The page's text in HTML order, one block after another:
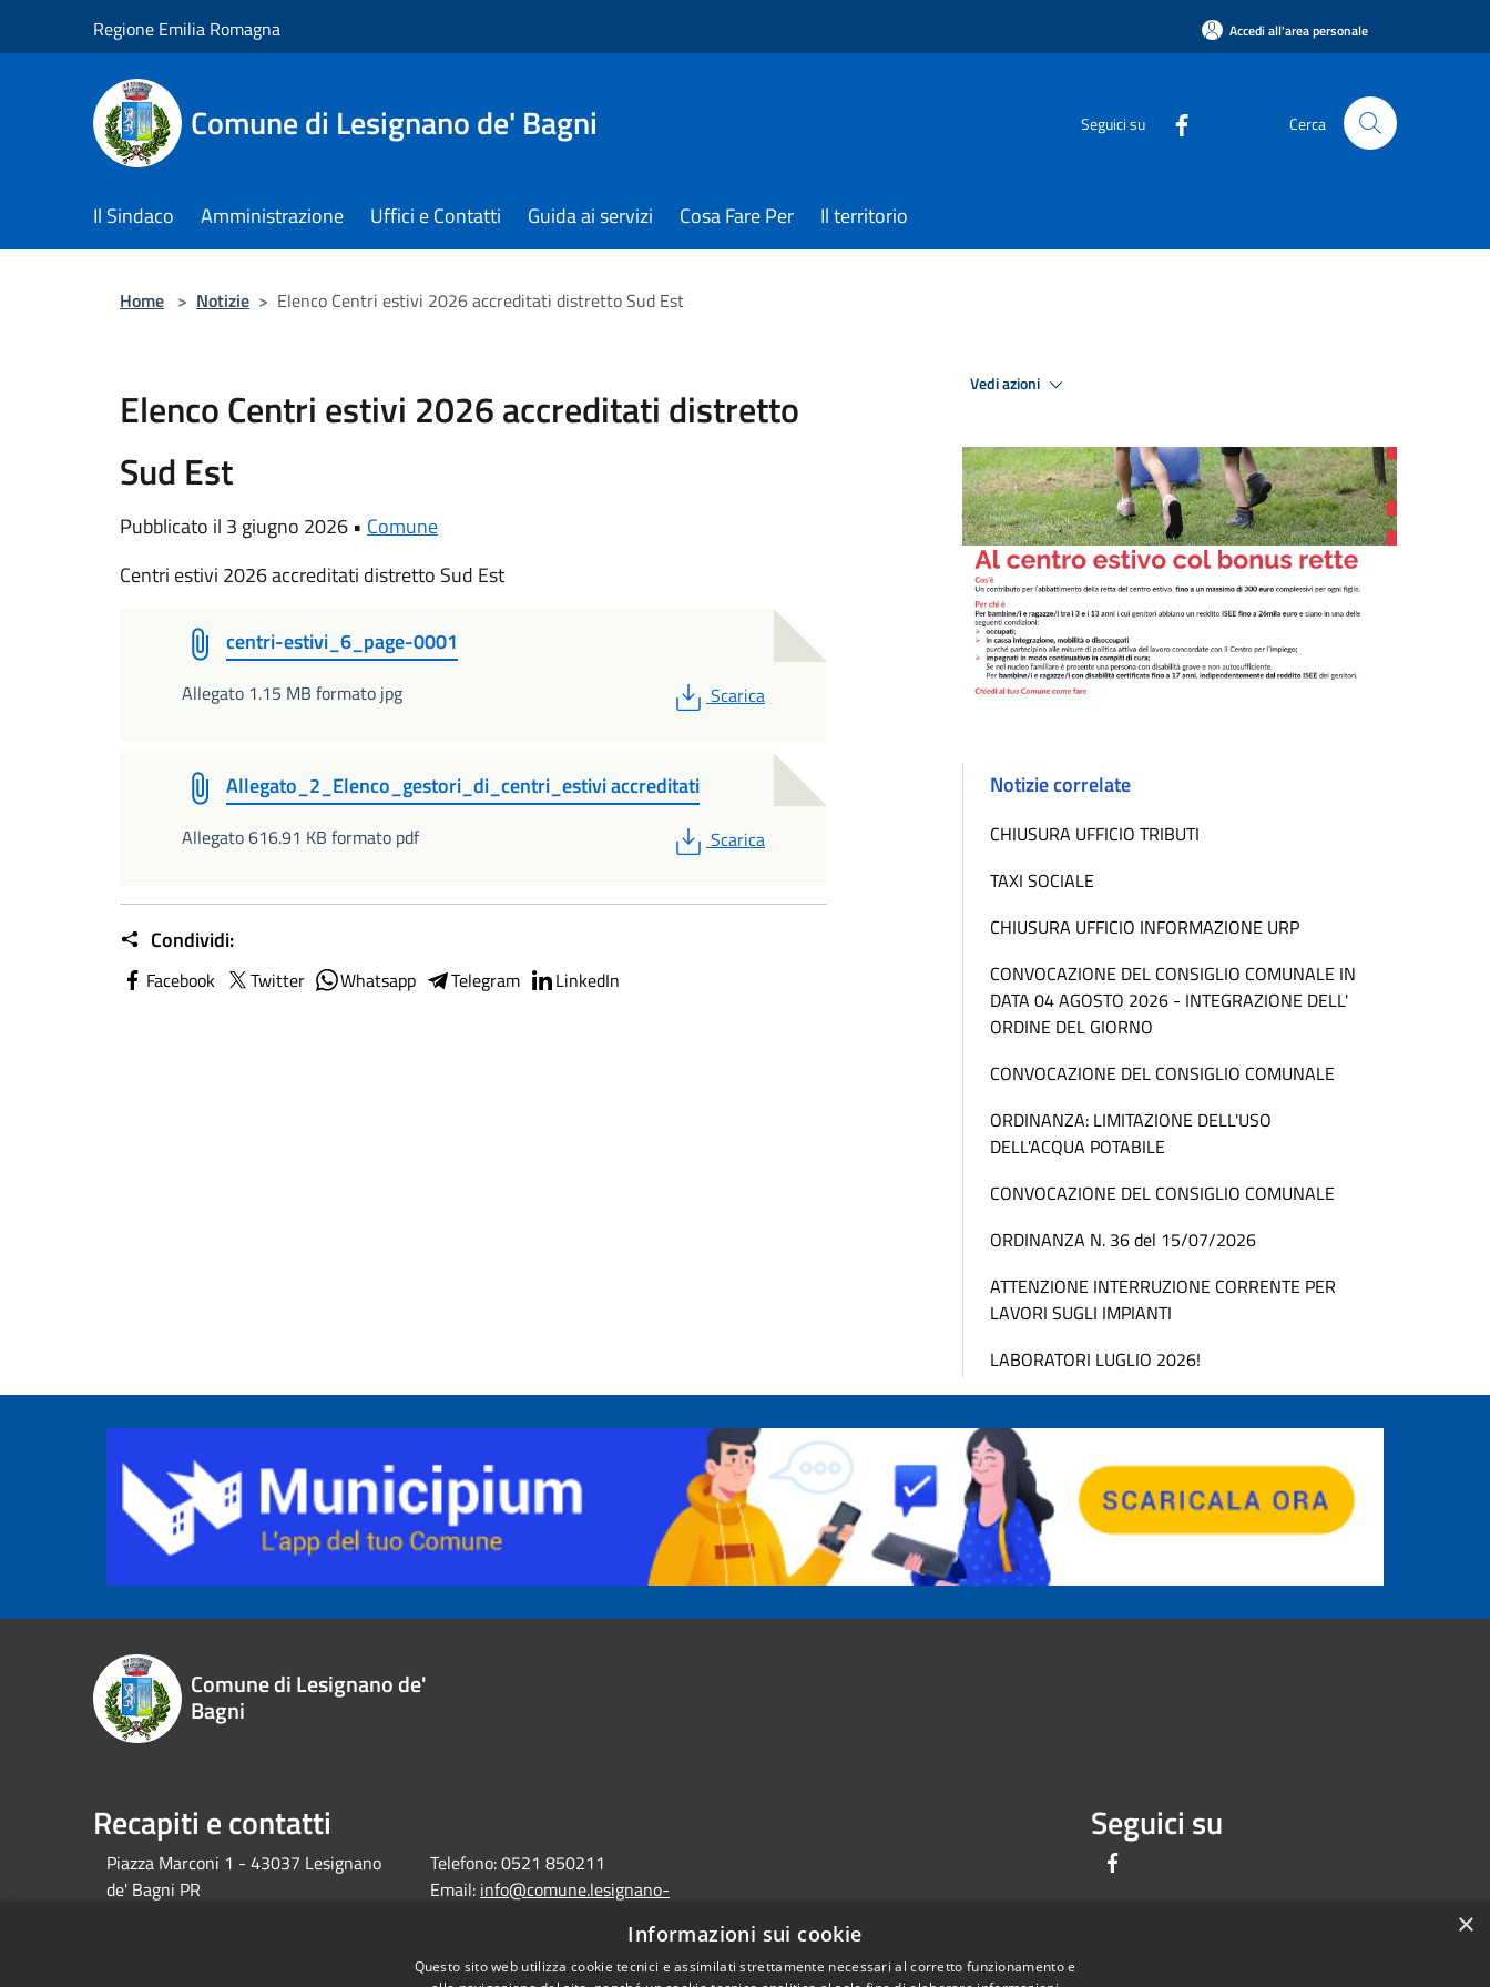
Regione Emilia Romagna Accedi all'area personale
Comune di Lesignano de' Bagni Seguici su Cerca
Il Sindaco Amministrazione Uffici e Contatti Guida ai servizi Cosa Fare Per Il territorio
Home > Notizie > Elenco Centri estivi 2026 accreditati distretto Sud Est
Elenco Centri estivi 2026 accreditati distretto
Sud Est
Pubblicato il 3 giugno 2026 • Comune
Centri estivi 2026 accreditati distretto Sud Est
centri-estivi_6_page-0001
Allegato 1.15 MB formato jpg PDF
Scarica
Allegato_2_Elenco_gestori_di_centri_estivi accreditati
Allegato 616.91 KB formato pdf PDF
Scarica
Condividi:
Facebook Twitter Whatsapp Telegram LinkedIn
Vedi azioni
Notizie correlate
CHIUSURA UFFICIO TRIBUTI
TAXI SOCIALE
CHIUSURA UFFICIO INFORMAZIONE URP
CONVOCAZIONE DEL CONSIGLIO COMUNALE IN
DATA 04 AGOSTO 2026 - INTEGRAZIONE DELL'
ORDINE DEL GIORNO
CONVOCAZIONE DEL CONSIGLIO COMUNALE
ORDINANZA: LIMITAZIONE DELL'USO
DELL'ACQUA POTABILE
CONVOCAZIONE DEL CONSIGLIO COMUNALE
ORDINANZA N. 36 del 15/07/2026
ATTENZIONE INTERRUZIONE CORRENTE PER
LAVORI SUGLI IMPIANTI
LABORATORI LUGLIO 2026!
Comune di Lesignano de'
Bagni
Recapiti e contatti
Piazza Marconi 1 - 43037 Lesignano
de' Bagni PR
Telefono:0521 850211
Email: info@comune.lesignano-
protocollo@postacert.comune.lesignano-
Seguici su
×
Informazioni sui cookie
Questo sito web utilizza cookie tecnici e assimilati strettamente necessari al corretto funzionamento e